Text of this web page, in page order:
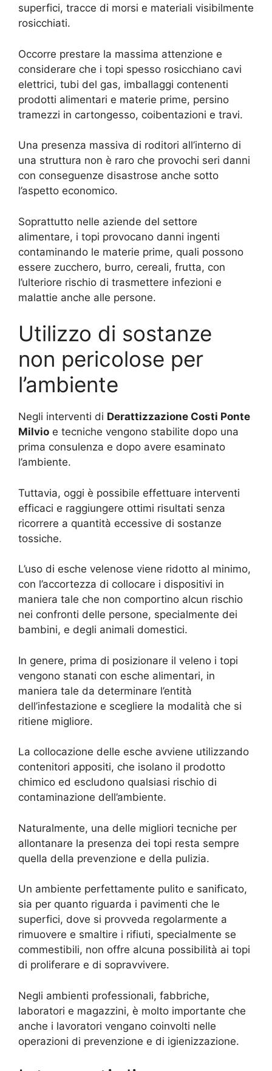
superfici, tracce di morsi e materiali visibilmente
rosicchiati.
Occorre prestare la massima attenzione e
considerare che i topi spesso rosicchiano cavi
elettrici, tubi del gas, imballaggi contenenti
prodotti alimentari e materie prime, persino
tramezzi in cartongesso, coibentazioni e travi.
Una presenza massiva di roditori all’interno di
una struttura non è raro che provochi seri danni
con conseguenze disastrose anche sotto
l’aspetto economico.
Soprattutto nelle aziende del settore
alimentare, i topi provocano danni ingenti
contaminando le materie prime, quali possono
essere zucchero, burro, cereali, frutta, con
l’ulteriore rischio di trasmettere infezioni e
malattie anche alle persone.
Utilizzo di sostanze
non pericolose per
l’ambiente
Negli interventi di Derattizzazione Costi Ponte
Milvio e tecniche vengono stabilite dopo una
prima consulenza e dopo avere esaminato
l’ambiente.
Tuttavia, oggi è possibile effettuare interventi
efficaci e raggiungere ottimi risultati senza
ricorrere a quantità eccessive di sostanze
tossiche.
L’uso di esche velenose viene ridotto al minimo,
con l’accortezza di collocare i dispositivi in
maniera tale che non comportino alcun rischio
nei confronti delle persone, specialmente dei
bambini, e degli animali domestici.
In genere, prima di posizionare il veleno i topi
vengono stanati con esche alimentari, in
maniera tale da determinare l’entità
dell’infestazione e scegliere la modalità che si
ritiene migliore.
La collocazione delle esche avviene utilizzando
contenitori appositi, che isolano il prodotto
chimico ed escludono qualsiasi rischio di
contaminazione dell’ambiente.
Naturalmente, una delle migliori tecniche per
allontanare la presenza dei topi resta sempre
quella della prevenzione e della pulizia.
Un ambiente perfettamente pulito e sanificato,
sia per quanto riguarda i pavimenti che le
superfici, dove si provveda regolarmente a
rimuovere e smaltire i rifiuti, specialmente se
commestibili, non offre alcuna possibilità ai topi
di proliferare e di sopravvivere.
Negli ambienti professionali, fabbriche,
laboratori e magazzini, è molto importante che
anche i lavoratori vengano coinvolti nelle
operazioni di prevenzione e di igienizzazione.